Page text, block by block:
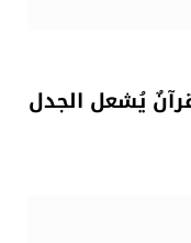
يُشعل الجدل